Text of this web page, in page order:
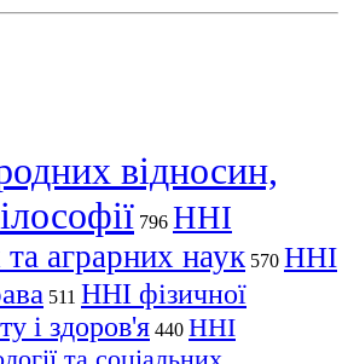
відносин,
796 ННІ
аграрних наук 570 ННІ
511 ННІ фізичної
і здоров'я 440 ННІ